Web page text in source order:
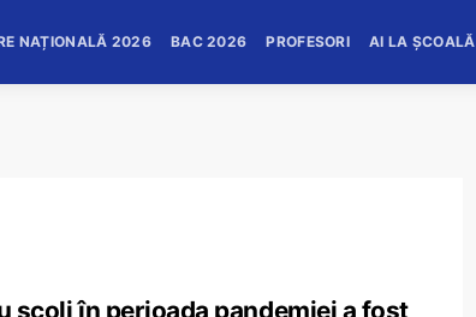
NAȚIONALĂ 2026 BAC 2026 PROFESORI AI LA ȘCOALĂ
școli în perioada pandemiei a fost